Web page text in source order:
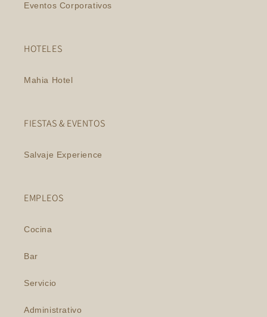
Eventos Corporativos
HOTELES
Mahia Hotel
FIESTAS & EVENTOS
Salvaje Experience
EMPLEOS
Cocina
Bar
Servicio
Administrativo